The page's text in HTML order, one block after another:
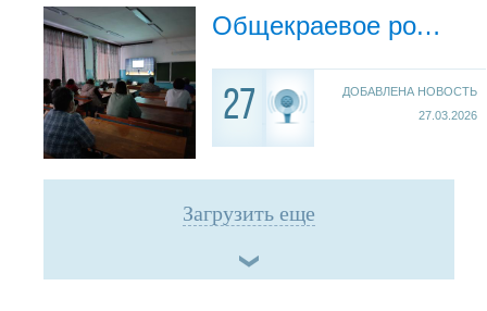
Общекраевое родительское собрание
27
ДОБАВЛЕНА НОВОСТЬ
27.03.2026
Загрузить еще